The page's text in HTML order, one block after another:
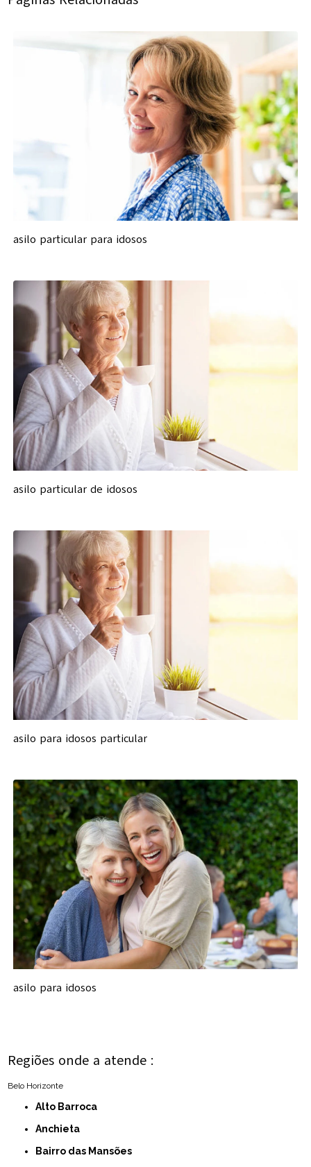
asilo particular para idosos
asilo particular de idosos
asilo para idosos particular
asilo para idosos
Regiões onde a atende :
Belo Horizonte
Alto Barroca
Anchieta
Bairro das Mansões